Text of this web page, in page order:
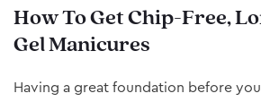
How To Get Chip-Free,
Gel Manicures
Having a great foundation before